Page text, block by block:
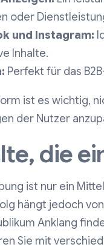
oder
und Instagram:
Inhalte.
Perfekt für das
ist es wichtig,
der Nutzer
die
ist nur ein
hängt jedoch
Anklang
Sie mit